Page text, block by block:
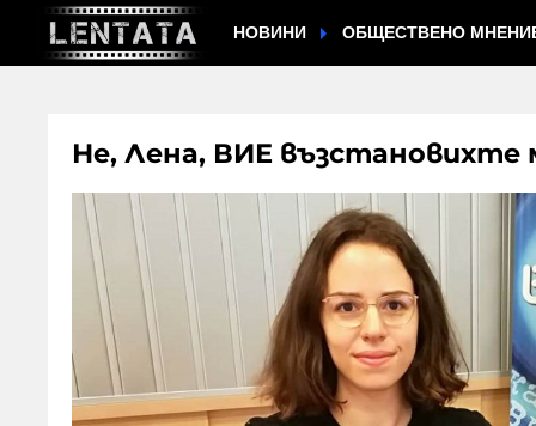
НОВИНИ ОБЩЕСТВЕНО
Не, Лена, ВИЕ възстановихте